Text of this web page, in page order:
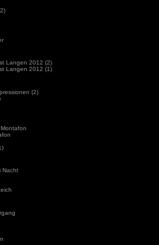
Langen 2012 (2)
Langen 2012 (1)
(2)
Nacht